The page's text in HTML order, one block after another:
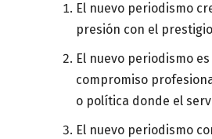
El nuevo periodismo
presión con el
El nuevo periodismo
compromiso
o política donde el
El nuevo periodismo